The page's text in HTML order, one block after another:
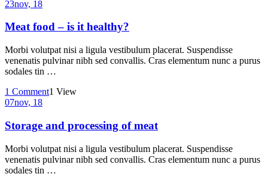
23nov, 18
Meat food – is it healthy?
Morbi volutpat nisi a ligula vestibulum placerat. Suspendisse
venenatis pulvinar nibh sed convallis. Cras elementum nunc a purus
sodales tin …
1 Comment1 View
07nov, 18
Storage and processing of meat
Morbi volutpat nisi a ligula vestibulum placerat. Suspendisse
venenatis pulvinar nibh sed convallis. Cras elementum nunc a purus
sodales tin …